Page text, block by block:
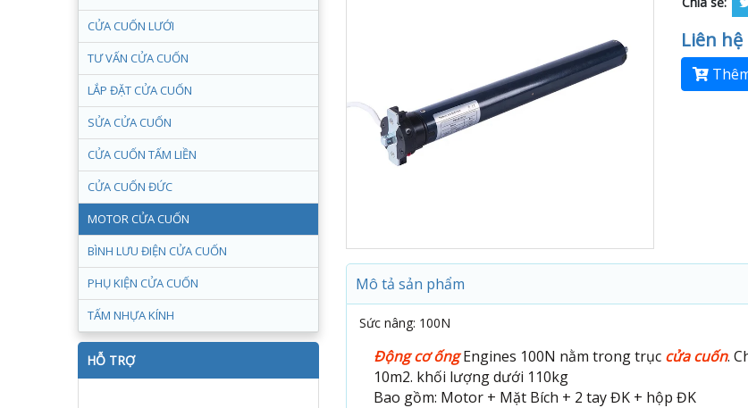
CỬA CUỐN LƯỚI
TƯ VẤN CỬA CUỐN
LẮP ĐẶT CỬA CUỐN
SỬA CỬA CUỐN
CỬA CUỐN TẤM LIỀN
CỬA CUỐN ĐỨC
MOTOR CỬA CUỐN
BÌNH LƯU ĐIỆN CỬA CUỐN
PHỤ KIỆN CỬA CUỐN
TẤM NHỰA KÍNH
HỖ TRỢ
Liên hệ
Mô tả sản phẩm
Sức nâng: 100N
Động cơ ốngEngines 100N nằm trong trục cửa cuốn.
10m2. khối lượng dưới 110kg
Bao gồm: Motor + Mặt Bích + 2 tay ĐK + hộp ĐK